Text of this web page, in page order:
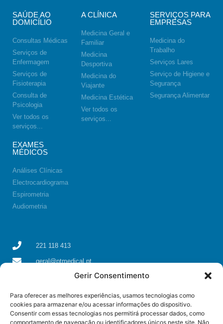
Gerir Consentimento
Para oferecer as melhores experiências, usamos tecnologias como
cookies para armazenar e/ou acessar informações do dispositivo.
Consentir com essas tecnologias nos permitirá processar dados, como
comportamento de navegação ou identificadores únicos neste site. Não
SAÚDE AO
DOMICÍLIO
Consultas Médicas
Serviços de
Enfermagem
Serviços de
Fisioterapia
Consulta de
Psicologia
Ver todos os
serviços...
A CLÍNICA
Medicina Geral e
Familiar
Medicina
Desportiva
Medicina do
Viajante
Medicina Estética
Ver todos os
serviços...
SERVIÇOS PARA
EMPRESAS
Medicina do
Trabalho
Serviços Lares
Serviço de Higiene e
Segurança
Segurança Alimentar
EXAMES
MÉDICOS
Análises Clínicas
Electrocardiograma
Espirometria
Audiometria
221 118 413
geral@ptmedical.pt
Rua dos Coriscos 39, 4425-051 Águas Santas, Maia